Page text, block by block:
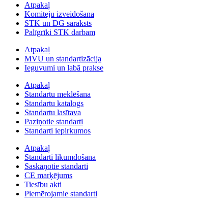
Atpakaļ
Komiteju izveidošana
STK un DG saraksts
Palīgrīki STK darbam
Atpakaļ
MVU un standartizācija
Ieguvumi un labā prakse
Atpakaļ
Standartu meklēšana
Standartu katalogs
Standartu lasītava
Paziņotie standarti
Standarti iepirkumos
Atpakaļ
Standarti likumdošanā
Saskaņotie standarti
CE marķējums
Tiesību akti
Piemērojamie standarti